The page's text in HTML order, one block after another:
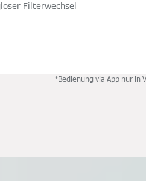
Filterwechsel
*Bedienung via App nur in